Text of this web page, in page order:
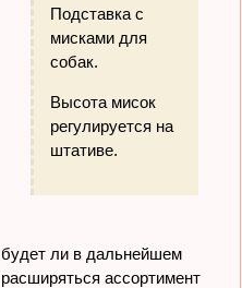
Подставка с
мисками для
собак.
Высота мисок
регулируется на
штативе.
будет ли в дальнейшем
расширяться ассортимент